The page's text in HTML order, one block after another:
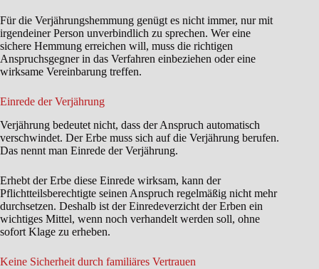
Für die Verjährungshemmung genügt es nicht immer, nur mit
irgendeiner Person unverbindlich zu sprechen. Wer eine
sichere Hemmung erreichen will, muss die richtigen
Anspruchsgegner in das Verfahren einbeziehen oder eine
wirksame Vereinbarung treffen.
Einrede der Verjährung
Verjährung bedeutet nicht, dass der Anspruch automatisch
verschwindet. Der Erbe muss sich auf die Verjährung berufen.
Das nennt man Einrede der Verjährung.
Erhebt der Erbe diese Einrede wirksam, kann der
Pflichtteilsberechtigte seinen Anspruch regelmäßig nicht mehr
durchsetzen. Deshalb ist der Einredeverzicht der Erben ein
wichtiges Mittel, wenn noch verhandelt werden soll, ohne
sofort Klage zu erheben.
Keine Sicherheit durch familiäres Vertrauen